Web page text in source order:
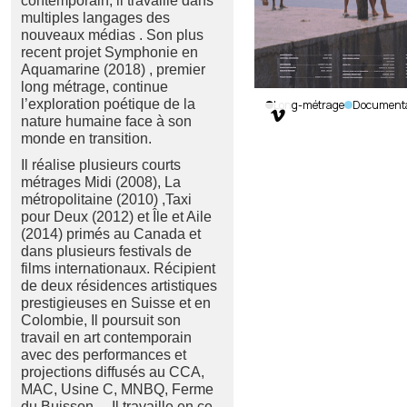
multiples langages des
nouveaux médias . Son plus
recent projet Symphonie en
Aquamarine (2018) , premier
long métrage, continue
l’exploration poétique de la
nature humaine face à son
monde en transition.
Il réalise plusieurs courts
métrages Midi (2008), La
métropolitaine (2010) ,Taxi
pour Deux (2012) et Île et Aile
(2014) primés au Canada et
dans plusieurs festivals de
films internationaux. Récipient
de deux résidences artistiques
prestigieuses en Suisse et en
Colombie, Il poursuit son
travail en art contemporain
avec des performances et
projections diffusés au CCA,
MAC, Usine C, MNBQ, Ferme

Symphony
Long-métrage